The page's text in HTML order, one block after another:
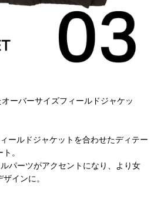
ーバーサイズフィールドジャケッ
ールドジャケットを合わせたディテー
。
パーツがアクセントになり、より女
インに。